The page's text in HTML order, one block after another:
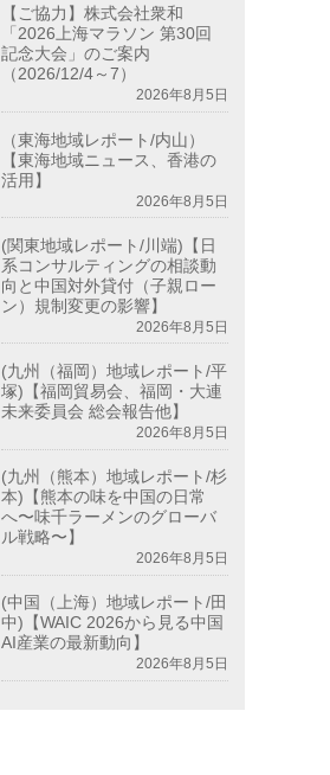
【ご協力】株式会社衆和
「2026上海マラソン 第30回
記念大会」のご案内
（2026/12/4～7）
2026年8月5日
（東海地域レポート/内山）
【東海地域ニュース、香港の
活用】
2026年8月5日
(関東地域レポート/川端)【日
系コンサルティングの相談動
向と中国対外貸付（子親ロー
ン）規制変更の影響】
2026年8月5日
(九州（福岡）地域レポート/平
塚)【福岡貿易会、福岡・大連
未来委員会 総会報告他】
2026年8月5日
(九州（熊本）地域レポート/杉
本)【熊本の味を中国の日常
へ〜味千ラーメンのグローバ
ル戦略〜】
2026年8月5日
(中国（上海）地域レポート/田
中)【WAIC 2026から見る中国
AI産業の最新動向】
2026年8月5日